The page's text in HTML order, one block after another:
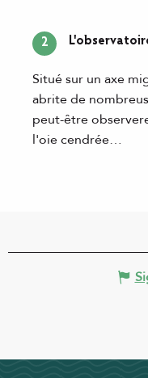
2
Situé sur un axe
abrite de
peut-être
l'oie cendrée…